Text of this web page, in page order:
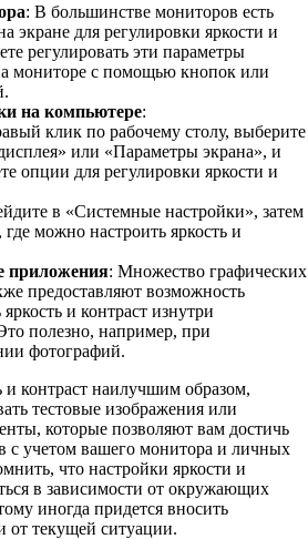
: В большинстве мониторов есть
экране для регулировки яркости и
регулировать эти параметры
мониторе с помощью кнопок или
на компьютере:
клик по рабочему столу, выберите
или «Параметры экрана», и
опции для регулировки яркости и
в «Системные настройки», затем
можно настроить яркость и
приложения: Множество графических
предоставляют возможность
яркость и контраст изнутри
полезно, например, при
фотографий.
и контраст наилучшим образом,
тестовые изображения или
которые позволяют вам достичь
с учетом вашего монитора и личных
что настройки яркости и
в зависимости от окружающих
иногда придется вносить
от текущей ситуации.